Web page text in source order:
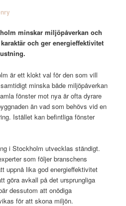
minskar miljöpåverkan och
och ger energieffektivitet
är ett klokt val för den som vill
minska både miljöpåverkan
fönster mot nya är ofta dyrare
än vad som behövs vid en
Istället kan befintliga fönster
i Stockholm utvecklas ständigt.
som följer branschens
uppnå lika god energieffektivitet
göra avkall på det ursprungliga
dessutom att onödiga
för att skona miljön.